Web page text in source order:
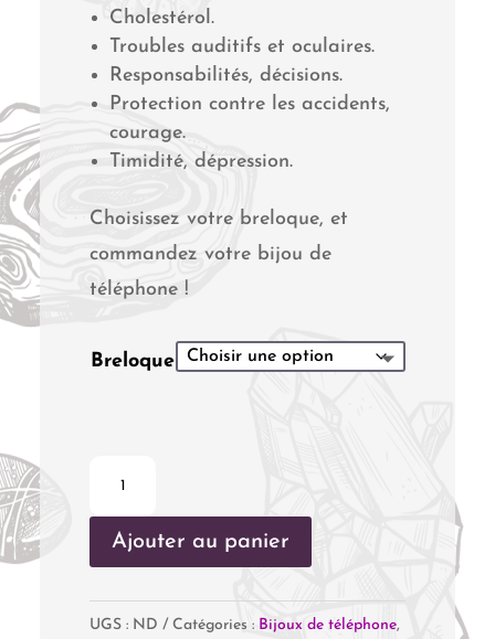
Cholestérol.
Troubles auditifs et oculaires.
Responsabilités, décisions.
Protection contre les accidents,
courage.
Timidité, dépression.
Choisissez votre breloque, et
commandez votre bijou de
téléphone !
Breloque
Bijou
téléphone
Ajouter au panier
UGS : ND Catégories : Bijoux de téléphone,